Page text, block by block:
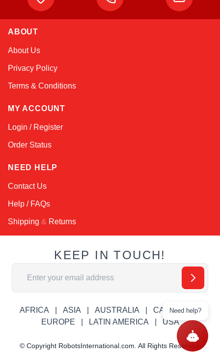
ABOUT
About Us
Privacy Policy
Terms & Conditions
MY ACCOUNT
Login / Register
Order Status
NEED HELP
Contact Us
Help / FAQs
Shipping & Returns
KEEP IN TOUCH!
Адрес электронной почты
AFRICA ASIA AUSTRALIA
CANADA
EUROPE
LATIN AMERICA USA
© Copyright RobotsInternational.com. All Rights Reserved.
Need help?